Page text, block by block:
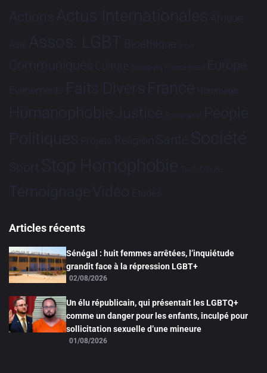
Actions Actus Internationales Afrique
Asie Assos. LGBT Bioéthique Brève
Communiqués Culture Dialogues France-Brésil Europe
Evénements Faits Divers France Hommage
HumanophobieJustice Partenariat People
Politiques Projets Religion Santé Société
Sport Stop Homophobie Tech Tribune
TémoignageVidéo Études
Articles récents
Sénégal : huit femmes arrêtées, l’inquiétude
grandit face à la répression LGBT+
02/08/2026
Un élu républicain, qui présentait les LGBTQ+
comme un danger pour les enfants, inculpé pour
sollicitation sexuelle d’une mineure
01/08/2026